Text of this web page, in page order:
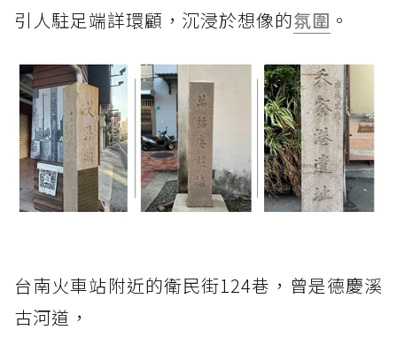
引人駐足端詳環顧，沉浸於想像的氛圍 。
台南火車站附近的衛民街124巷，曾是德慶溪
古河道，